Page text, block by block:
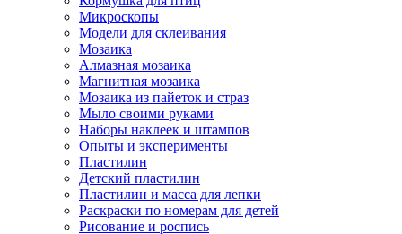
Микроскопы
Модели для склеивания
Мозаика
Алмазная мозаика
Магнитная мозаика
Мозаика из пайеток и страз
Мыло своими руками
Наборы наклеек и штампов
Опыты и эксперименты
Пластилин
Детский пластилин
Пластилин и масса для лепки
Раскраски по номерам для детей
Рисование и роспись